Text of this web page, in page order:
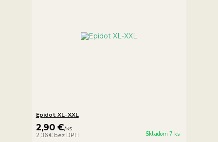
Epidot XL-XXL
2,90 €/ks
2,36 € bez DPH Skladom 7 ks